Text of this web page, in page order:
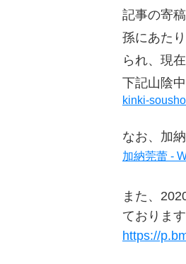
記事の寄
孫にあた
られ、現
下記山陰
kinki-
なお、加
加納莞蕾 -
また、
ておりま
https://